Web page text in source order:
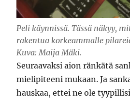
Peli käynnissä. Tässä näkyy,
rakentua korkeammalle
Kuva: Maija Mäki.
Seuraavaksi aion ränkätä
mielipiteeni mukaan. Ja
hauskaa, ettei ne ole